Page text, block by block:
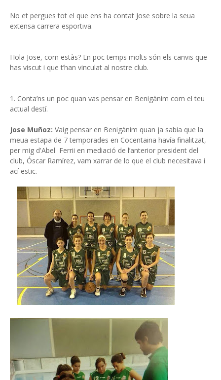
No et pergues tot el que ens ha contat Jose sobre la seua
extensa carrera esportiva.
Hola Jose, com estàs? En poc temps molts són els canvis que
has viscut i que t’han vinculat al nostre club.
1. Conta’ns un poc quan vas pensar en Benigànim com el teu
actual destí.
Jose Muñoz: Vaig pensar en Benigànim quan ja sabia que la
meua estapa de 7 temporades en Cocentaina havía finalitzat,
per mig d'Abel Ferrii en mediació de l’anterior president del
club, Óscar Ramírez, vam xarrar de lo que el club necesitava i
ací estic.